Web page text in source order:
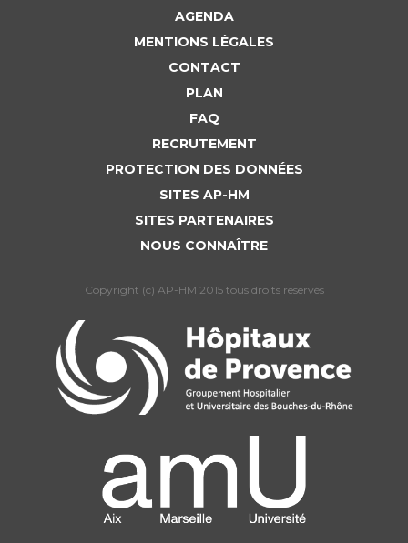
AGENDA
MENTIONS LÉGALES
CONTACT
PLAN
FAQ
RECRUTEMENT
PROTECTION DES DONNÉES
SITES AP-HM
SITES PARTENAIRES
NOUS CONNAÎTRE
Copyright (c) AP-HM 2015 tous droits reservés